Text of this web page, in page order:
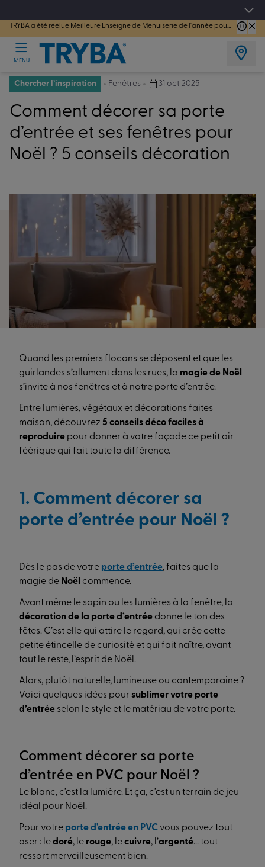
Les jours tentation : Jusqu'à -15% sur vos fenêtres, portes, volets et pergolas
MENU
Chercher l’inspiration Fenêtres 31 oct 2025
Comment décorer sa porte
d’entrée et ses fenêtres pour
Noël ? 5 conseils décoration
Quand les premiers flocons se déposent et que les
guirlandes s’allument dans les rues, la magie de Noël
s’invite à nos fenêtres et à notre porte d’entrée.
Entre lumières, végétaux et décorations faites
maison, découvrez 5 conseils déco faciles à
reproduire pour donner à votre façade ce petit air
féérique qui fait toute la différence.
1. Comment décorer sa
porte d’entrée pour Noël ?
Dès le pas de votre porte d’entrée, faites que la
magie de Noël commence.
Avant même le sapin ou les lumières à la fenêtre, la
décoration de la porte d’entrée donne le ton des
fêtes. C’est elle qui attire le regard, qui crée cette
petite étincelle de curiosité et qui fait naître, avant
tout le reste, l’esprit de Noël.
Alors, plutôt naturelle, lumineuse ou contemporaine ?
Voici quelques idées pour sublimer votre porte
d’entrée selon le style et le matériau de votre porte.
Comment décorer sa porte
d’entrée en PVC pour Noël ?
Le blanc, c’est la lumière. Et ça, c’est un terrain de jeu
idéal pour Noël.
Pour votre porte d'entrée en PVC vous pouvez tout
oser : ledoré, le rouge, lecuivre, l’argenté... tout
ressort merveilleusement bien.